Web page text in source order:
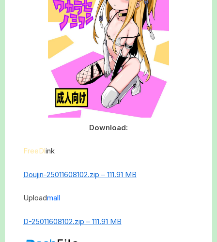
Download:
FreeDlink
Doujin-25011608102.zip – 111.91 MB
Uploadmall
D-25011608102.zip – 111.91 MB